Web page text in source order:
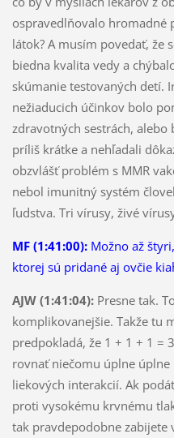
ospravedlňovalo hromadné
látok? A musím povedať, že
biedna kvalita vedy a
skúmanie testovaných detí.
nežiaducich účinkov bolo
zdravotných sestrách,
príliš krátke a nehľadali
obzvlášť problém s MMR
nebol imunitný systém
ľudstva. Tri vírusy, živé
MF (1:41:00):Možno až
ktorej sú pridané aj ovčie
AJW (1:41:04):Presne tak.
komplikovanejšie. Takže tu
predpokladá, že 1 + 1 + 1 =
rovnať niečomu úplne
liekových interakcií. Ak
proti vysokému krvnému
tak pravdepodobne zabijete